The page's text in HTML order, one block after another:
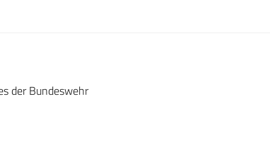
der Bundeswehr